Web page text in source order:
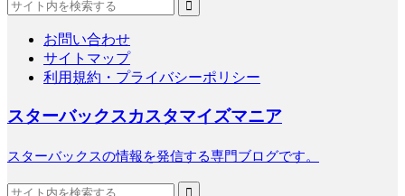
お問い合わせ
サイトマップ
利用規約・プライバシーポリシー
スターバックスカスタマイズマニア
スターバックスの情報を発信する専門ブログです。